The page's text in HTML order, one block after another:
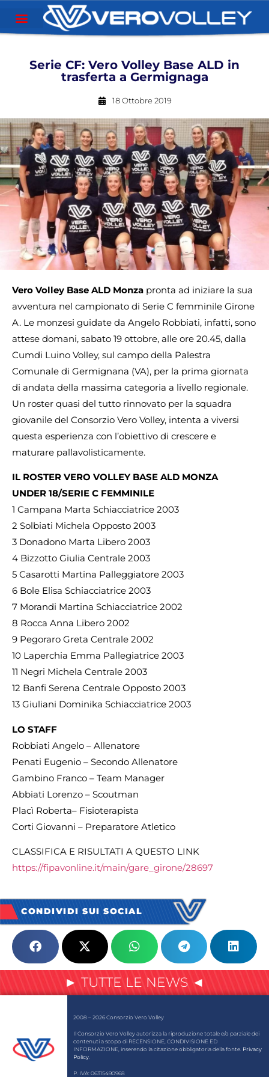
Serie CF: Vero Volley Base ALD in
trasferta a Germignaga
18 Ottobre 2019
Vero Volley Base ALD Monza pronta ad iniziare la sua
avventura nel campionato di Serie C femminile Girone
A. Le monzesi guidate da Angelo Robbiati, infatti, sono
attese domani, sabato 19 ottobre, alle ore 20.45, dalla
Cumdi Luino Volley, sul campo della Palestra
Comunale di Germignana (VA), per la prima giornata
di andata della massima categoria a livello regionale.
Un roster quasi del tutto rinnovato per la squadra
giovanile del Consorzio Vero Volley, intenta a viversi
questa esperienza con l’obiettivo di crescere e
maturare pallavolisticamente.
IL ROSTER VERO VOLLEY BASE ALD MONZA
UNDER 18/SERIE C FEMMINILE
1 Campana Marta Schiacciatrice 2003
2 Solbiati Michela Opposto 2003
3 Donadono Marta Libero 2003
4 Bizzotto Giulia Centrale 2003
5 Casarotti Martina Palleggiatore 2003
6 Bole Elisa Schiacciatrice 2003
7 Morandi Martina Schiacciatrice 2002
8 Rocca Anna Libero 2002
9 Pegoraro Greta Centrale 2002
10 Laperchia Emma Pallegiatrice 2003
11 Negri Michela Centrale 2003
12 Banfi Serena Centrale Opposto 2003
13 Giuliani Dominika Schiacciatrice 2003
LO STAFF
Robbiati Angelo – Allenatore
Penati Eugenio – Secondo Allenatore
Gambino Franco – Team Manager
Abbiati Lorenzo – Scoutman
Placì Roberta– Fisioterapista
Corti Giovanni – Preparatore Atletico
CLASSIFICA E RISULTATI A QUESTO LINK
https://fipavonline.it/main/gare_girone/28697
CONDIVIDI SUI SOCIAL
► TUTTE LE NEWS ◄
2008 – 2026 Consorzio Vero Volley
Il Consorzio Vero Volley autorizza la riproduzione totale e/o parziale dei
contenuti a scopo di RECENSIONE, CONDIVISIONE ED
INFORMAZIONE, inserendo la citazione obbligatoria della fonte. Privacy
Policy
P. IVA: 06315490968